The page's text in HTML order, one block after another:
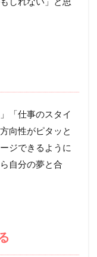
「仕事のスタイ
向性がピタッと
ジできるように
自分の夢と合